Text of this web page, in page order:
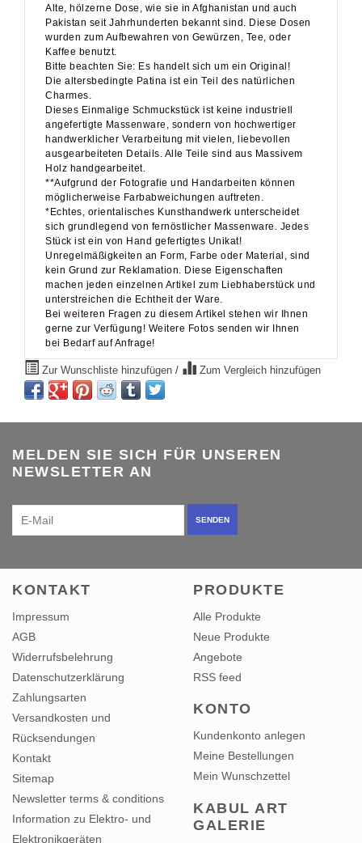
Alte, hölzerne Dose, wie sie in Afghanistan und auch
Pakistan seit Jahrhunderten bekannt sind. Diese Dosen
wurden zum Aufbewahren von Gewürzen, Tee, oder
Kaffee benutzt.
Bitte beachten Sie: Es handelt sich um ein Original!
Die altersbedingte Patina ist ein Teil des natürlichen
Charmes.
Dieses Einmalige Schmuckstück ist keine industriell
angefertigte Massenware, sondern von hochwertiger
handwerklicher Verarbeitung mit vielen, liebevollen
ausgearbeiteten Details. Alle Teile sind aus Massivem
Holz handgearbeitet.
**Aufgrund der Fotografie und Handarbeiten können
möglicherweise Farbabweichungen auftreten.
*Echtes, orientalisches Kunsthandwerk unterscheidet
sich grundlegend von fernöstlicher Massenware. Jedes
Stück ist ein von Hand gefertigtes Unikat!
Unregelmäßigkeiten an Form, Farbe oder Material, sind
kein Grund zur Reklamation. Diese Eigenschaften
machen jeden einzelnen Artikel zum Liebhaberstück und
unterstreichen die Echtheit der Ware.
Bei weiteren Fragen zu diesem Artikel stehen wir Ihnen
gerne zur Verfügung! Weitere Fotos senden wir Ihnen
bei Bedarf auf Anfrage!
Zur Wunschliste hinzufügen / Zum Vergleich hinzufügen
MELDEN SIE SICH FÜR UNSEREN
NEWSLETTER AN
SENDEN
KONTAKT
Impressum
AGB
Widerrufsbelehrung
Datenschutzerklärung
Zahlungsarten
Versandkosten und
Rücksendungen
Kontakt
Sitemap
Newsletter terms & conditions
Information zu Elektro- und
Elektronikgeräten
PRODUKTE
Alle Produkte
Neue Produkte
Angebote
RSS feed
KONTO
Kundenkonto anlegen
Meine Bestellungen
Mein Wunschzettel
KABUL ART
GALERIE